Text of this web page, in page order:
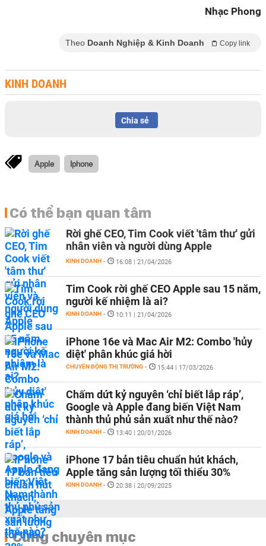
Nhạc Phong
Theo Doanh Nghiệp & Kinh Doanh Copy link
KINH DOANH
Chia sẻ
Apple Iphone
Có thể bạn quan tâm
Rời ghế CEO, Tim Cook viết 'tâm thư' gửi
nhân viên và người dùng Apple
KINH DOANH - 16:08 | 21/04/2026
Tim Cook rời ghế CEO Apple sau 15 năm,
người kế nhiệm là ai?
KINH DOANH - 10:11 | 21/04/2026
iPhone 16e và Mac Air M2: Combo 'hủy
diệt' phân khúc giá hời
CHUYỂN ĐỘNG THỊ TRƯỜNG - 15:44 | 17/03/2026
Chấm dứt kỷ nguyên ‘chỉ biết lắp ráp’,
Google và Apple đang biến Việt Nam
thành thủ phủ sản xuất như thế nào?
KINH DOANH - 13:40 | 20/01/2026
iPhone 17 bản tiêu chuẩn hút khách,
Apple tăng sản lượng tối thiểu 30%
KINH DOANH - 20:38 | 20/09/2025
Cùng chuyên mục